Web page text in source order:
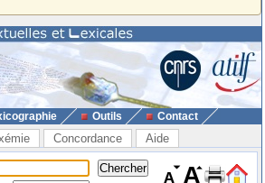
Outils Contact
Concordance Aide